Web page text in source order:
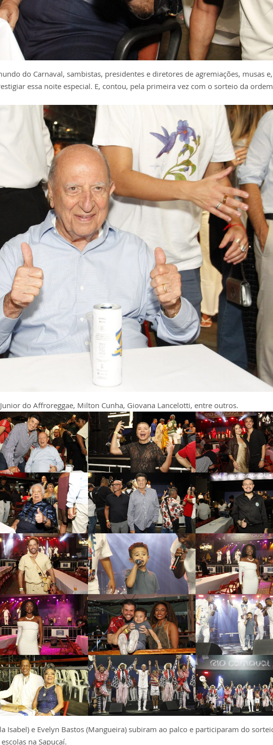
do Carnaval, sambistas, presidentes e diretores de agremiações, musas
essa noite especial. E, contou, pela primeira vez com o sorteio da
do Affroreggae, Milton Cunha, Giovana Lancelotti, entre outros.
Isabel) e Evelyn Bastos (Mangueira) subiram ao palco e participaram do
na Sapucaí.